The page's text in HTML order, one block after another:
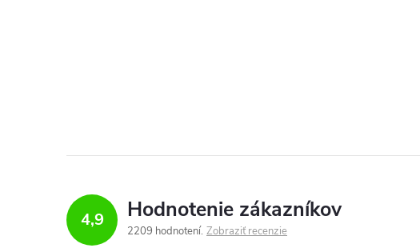
á
n
k
d
a4,9 Hodnotenie zákazníkov
2209 hodnotení Zobraziť recenzie